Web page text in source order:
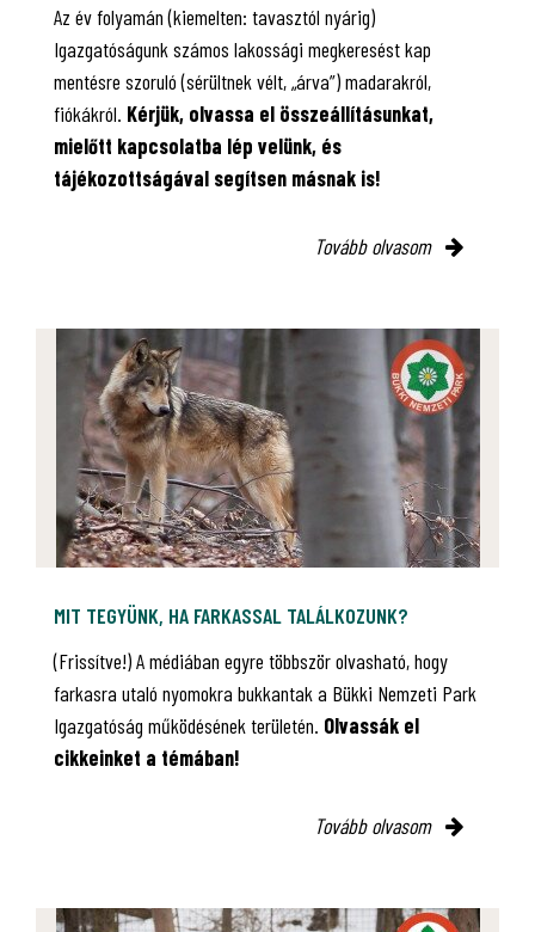
Az év folyamán (kiemelten: tavasztól nyárig)
Igazgatóságunk számos lakossági megkeresést kap
mentésre szoruló (sérültnek vélt, „árva”) madarakról,
fiókákról. Kérjük, olvassa el összeállításunkat,
mielőtt kapcsolatba lép velünk, és
tájékozottságával segítsen másnak is!
Tovább olvasom
MIT TEGYÜNK, HA FARKASSAL TALÁLKOZUNK?
(Frissítve!) A médiában egyre többször olvasható, hogy
farkasra utaló nyomokra bukkantak a Bükki Nemzeti Park
Igazgatóság működésének területén. Olvassák el
cikkeinket a témában!
Tovább olvasom